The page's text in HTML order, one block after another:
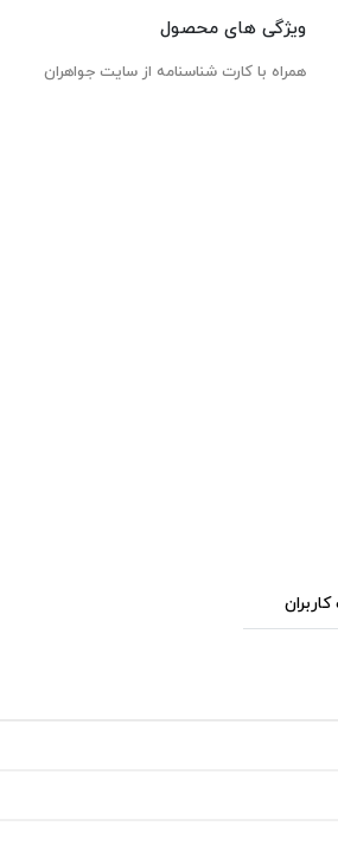
ویژگی های محصول
همراه با کارت شناسنامه از سایت جواهران